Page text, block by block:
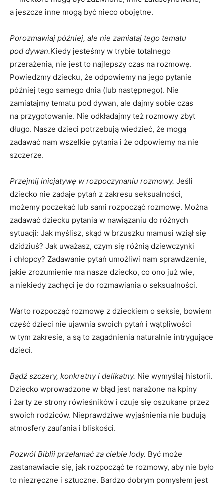
a jeszcze inne mogą być nieco obojętne.
Porozmawiaj później, ale nie zamiataj tego tematu
pod dywan.Kiedy jesteśmy w trybie totalnego
przerażenia, nie jest to najlepszy czas na rozmowę.
Powiedzmy dziecku, że odpowiemy na jego pytanie
później tego samego dnia (lub następnego). Nie
zamiatajmy tematu pod dywan, ale dajmy sobie czas
na przygotowanie. Nie odkładajmy też rozmowy zbyt
długo. Nasze dzieci potrzebują wiedzieć, że mogą
zadawać nam wszelkie pytania i że odpowiemy na nie
szczerze.
Przejmij inicjatywę w rozpoczynaniu rozmowy. Jeśli
dziecko nie zadaje pytań z zakresu seksualności,
możemy poczekać lub sami rozpocząć rozmowę. Można
zadawać dziecku pytania w nawiązaniu do różnych
sytuacji: Jak myślisz, skąd w brzuszku mamusi wziął się
dzidziuś? Jak uważasz, czym się różnią dziewczynki
i chłopcy? Zadawanie pytań umożliwi nam sprawdzenie,
jakie zrozumienie ma nasze dziecko, co ono już wie,
a niekiedy zachęci je do rozmawiania o seksualności.
Warto rozpocząć rozmowę z dzieckiem o seksie, bowiem
część dzieci nie ujawnia swoich pytań i wątpliwości
w tym zakresie, a są to zagadnienia naturalnie intrygujące
dzieci.
Bądź szczery, konkretny i delikatny. Nie wymyślaj historii.
Dziecko wprowadzone w błąd jest narażone na kpiny
i żarty ze strony rówieśników i czuje się oszukane przez
swoich rodziców. Nieprawdziwe wyjaśnienia nie budują
atmosfery zaufania i bliskości.
Pozwól Biblii przełamać za ciebie lody. Być może
zastanawiacie się, jak rozpocząć te rozmowy, aby nie było
to niezręczne i sztuczne. Bardzo dobrym pomysłem jest